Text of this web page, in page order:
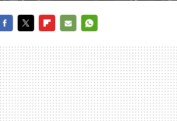
MAIL